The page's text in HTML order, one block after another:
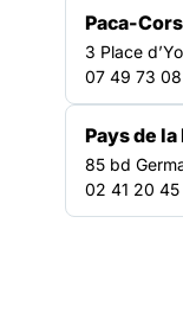
Pour toute
pour la réalisation
interview, merci de
des relations
Paca-
3 Place
07 49 73
Pays de la
85 bd
02 41 20 45